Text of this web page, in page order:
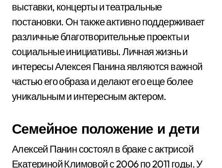
выставки, концерты и театральные
постановки. Он также активно поддерживает
различные благотворительные проекты и
социальные инициативы. Личная жизнь и
интересы Алексея Панина являются важной
частью его образа и делают его еще более
уникальным и интересным актером.
Семейное положение и дети
Алексей Панин состоял в браке с актрисой
Екатериной Климовой с 2006 по 2011 годы. У